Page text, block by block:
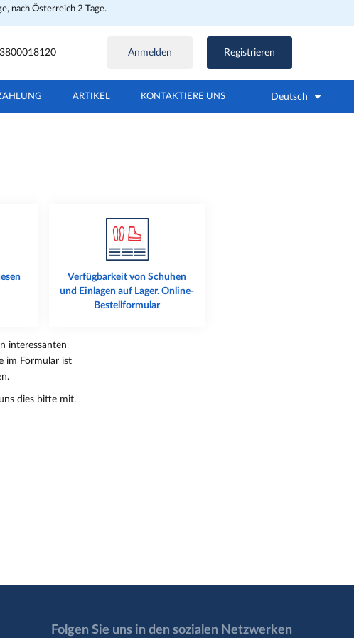
nach Österreich 2 Tage.
Anmelden Registrieren
ARTIKEL KONTAKTIERE UNS Deutsch
Verfügbarkeit von Schuhen
und Einlagen auf Lager. Online-
Bestellformular
interessanten
im Formular ist
dies bitte mit.
Folgen Sie uns in den sozialen Netzwerken